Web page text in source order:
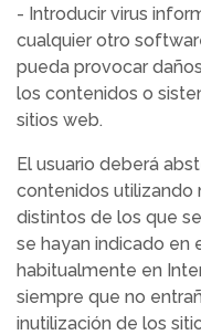
- Introducir virus
cualquier otro
pueda provocar
los contenidos o
sitios web.
El usuario deberá
contenidos utilizando
distintos de los que
se hayan indicado en
habitualmente en
siempre que no
inutilización de los